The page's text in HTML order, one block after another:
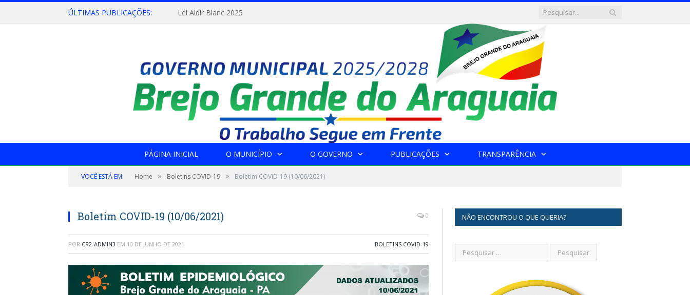
ÚLTIMAS PUBLICAÇÕES: Lei Aldir Blanc 2025
PÁGINA INICIAL O MUNICÍPIO O GOVERNO PUBLICAÇÕES TRANSPARÊNCIA
VOCÊ ESTÁ EM: Home » Boletins COVID-19 » Boletim COVID-19 (10/06/2021)
Boletim COVID-19 (10/06/2021) 0
POR CR2-ADMIN3 EM 10 DE JUNHO DE 2021 BOLETINS COVID-19
NÃO ENCONTROU O QUE QUERIA?